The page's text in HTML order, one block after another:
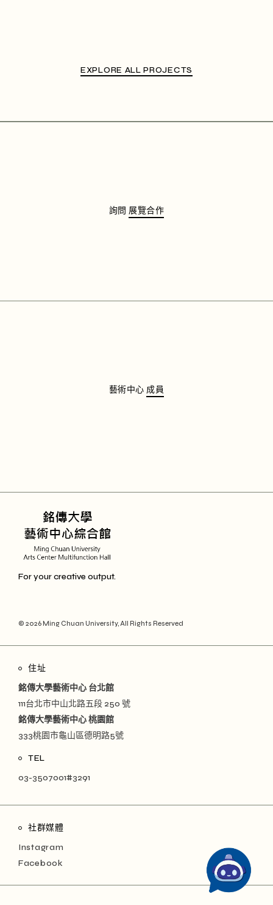
EXPLORE ALL PROJECTS
詢問 展覽合作
藝術中心 成員
For your creative output.
© 2026Ming Chuan University, All Rights Reserved
住址
銘傳大學藝術中心 台北館
111台北市中山北路五段 250 號
銘傳大學藝術中心 桃園館
333桃園市龜山區德明路5號
TEL
03-3507001#3291
社群媒體
Instagram
Facebook